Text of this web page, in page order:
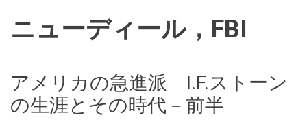
ニューディール，FBI
アメリカの急進派 I.F.ストーン
の生涯とその時代－前半